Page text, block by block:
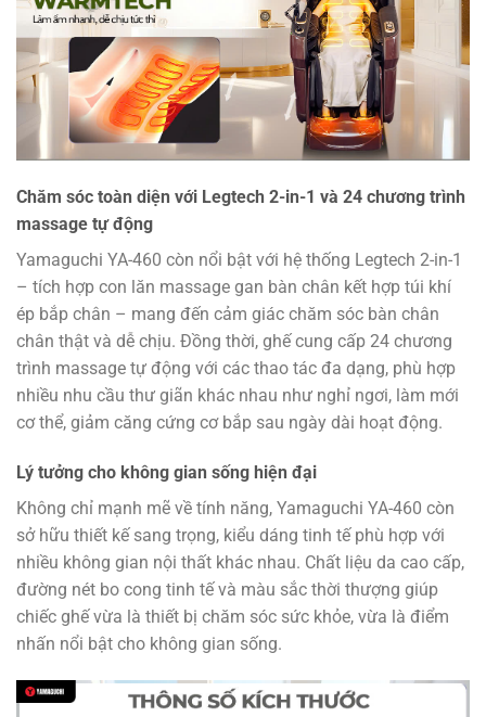
Chăm sóc toàn diện với Legtech 2-in-1 và 24 chương trình
massage tự động
Yamaguchi YA-460 còn nổi bật với hệ thống Legtech 2-in-1
– tích hợp con lăn massage gan bàn chân kết hợp túi khí
ép bắp chân – mang đến cảm giác chăm sóc bàn chân
chân thật và dễ chịu. Đồng thời, ghế cung cấp 24 chương
trình massage tự động với các thao tác đa dạng, phù hợp
nhiều nhu cầu thư giãn khác nhau như nghỉ ngơi, làm mới
cơ thể, giảm căng cứng cơ bắp sau ngày dài hoạt động.
Lý tưởng cho không gian sống hiện đại
Không chỉ mạnh mẽ về tính năng, Yamaguchi YA-460 còn
sở hữu thiết kế sang trọng, kiểu dáng tinh tế phù hợp với
nhiều không gian nội thất khác nhau. Chất liệu da cao cấp,
đường nét bo cong tinh tế và màu sắc thời thượng giúp
chiếc ghế vừa là thiết bị chăm sóc sức khỏe, vừa là điểm
nhấn nổi bật cho không gian sống.